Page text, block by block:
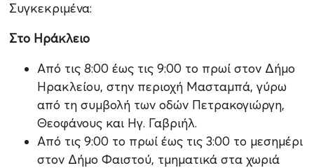
Συγκεκριμένα:
Στο Ηράκλειο
Από τις 8:00 έως τις 9:00 το πρωί στον Δήμο
Ηρακλείου, στην περιοχή Μασταμπά, γύρω
από τη συμβολή των οδών Πετρακογιώργη,
Θεοφάνους και Ηγ. Γαβριήλ.
Από τις 9:00 το πρωί έως τις 3:00 το μεσημέρι
στον Δήμο Φαιστού, τμηματικά στα χωριά